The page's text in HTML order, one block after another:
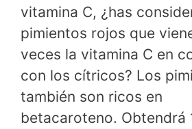
vitamina C, ¿has
pimientos rojos que
veces la vitamina C en
con los cítricos? Los
también son ricos en
betacaroteno. Obtendrá